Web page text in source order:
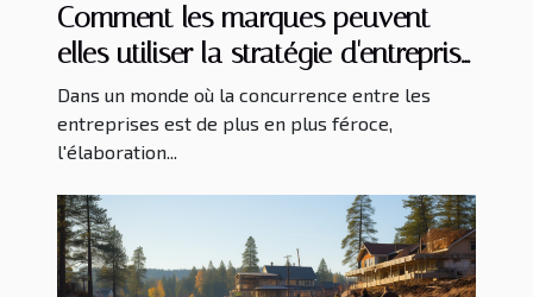
Comment les marques peuvent-
elles utiliser la stratégie d'entreprise
pour accélérer leur croissance ?
Dans un monde où la concurrence entre les
entreprises est de plus en plus féroce,
l'élaboration...